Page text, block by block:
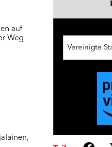
auf
Weg
,
Vereinigte